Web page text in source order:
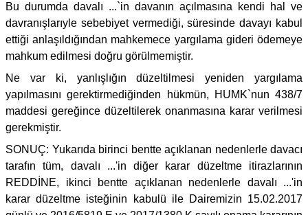
Bu durumda davalı ...`in davanın açılmasına kendi hal ve
davranışlarıyle sebebiyet vermediği, süresinde davayı kabul
ettiği anlaşıldığından mahkemece yargılama gideri ödemeye
mahkum edilmesi doğru görülmemiştir.
Ne var ki, yanlışlığın düzeltilmesi yeniden yargılama
yapılmasını gerektirmediğinden hükmün, HUMK`nun 438/7
maddesi gereğince düzeltilerek onanmasına karar verilmesi
gerekmiştir.
SONUÇ: Yukarıda birinci bentte açıklanan nedenlerle davacı
tarafın tüm, davalı ...'in diğer karar düzeltme itirazlarının
REDDİNE, ikinci bentte açıklanan nedenlerle davalı ...'in
karar düzeltme isteğinin kabulü ile Dairemizin 15.02.2017